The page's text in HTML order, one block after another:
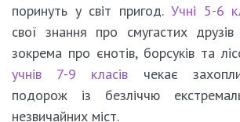
поринуть у світ пригод. Учні 5-6
свої знання про смугастих
зокрема про єнотів, борсуків та
учнів 7-9 класів чекає
подорож із безліччю
незвичайних міст.